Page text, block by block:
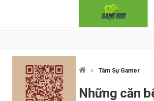
Tâm Sự Gamer
Những căn